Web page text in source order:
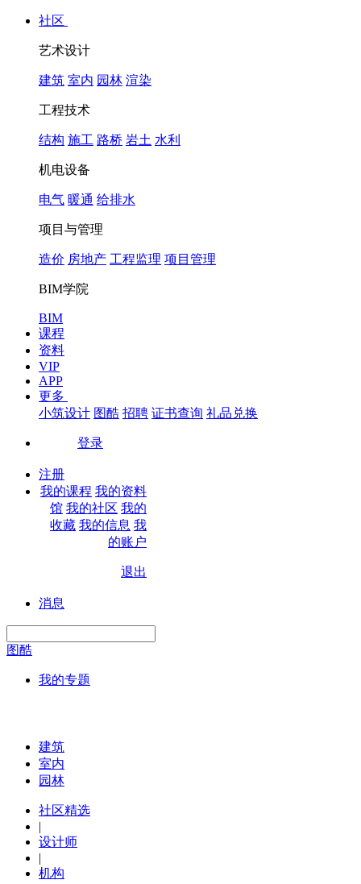
社区
艺术设计
建筑 室内 园林 渲染
工程技术
结构 施工 路桥 岩土 水利
机电设备
电气 暖通 给排水
项目与管理
造价 房地产 工程监理 项目管理
BIM学院
BIM
课程
资料
VIP
APP
更多
小筑设计 图酷 招聘 证书查询 礼品兑换
登录
注册
我的课程 我的资料
馆 我的社区 我的
收藏 我的信息 我
的账户
退出
消息
图酷
我的专题
建筑
室内
园林
社区精选
|
设计师
|
机构